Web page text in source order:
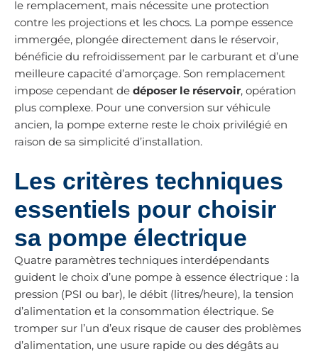
le remplacement, mais nécessite une protection
contre les projections et les chocs. La pompe essence
immergée, plongée directement dans le réservoir,
bénéficie du refroidissement par le carburant et d’une
meilleure capacité d’amorçage. Son remplacement
impose cependant de déposer le réservoir, opération
plus complexe. Pour une conversion sur véhicule
ancien, la pompe externe reste le choix privilégié en
raison de sa simplicité d’installation.
Les critères techniques
essentiels pour choisir
sa pompe électrique
Quatre paramètres techniques interdépendants
guident le choix d’une pompe à essence électrique : la
pression (PSI ou bar), le débit (litres/heure), la tension
d’alimentation et la consommation électrique. Se
tromper sur l’un d’eux risque de causer des problèmes
d’alimentation, une usure rapide ou des dégâts au